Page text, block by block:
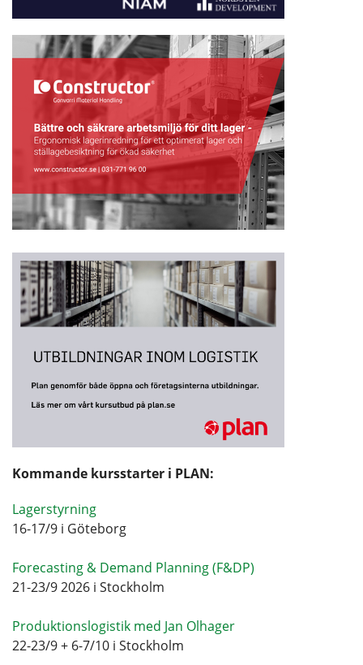
Kommande kursstarter i PLAN:
Lagerstyrning
16-17/9 i Göteborg
Forecasting & Demand Planning (F&DP)
21-23/9 2026 i Stockholm
Produktionslogistik med Jan Olhager
22-23/9 + 6-7/10 i Stockholm